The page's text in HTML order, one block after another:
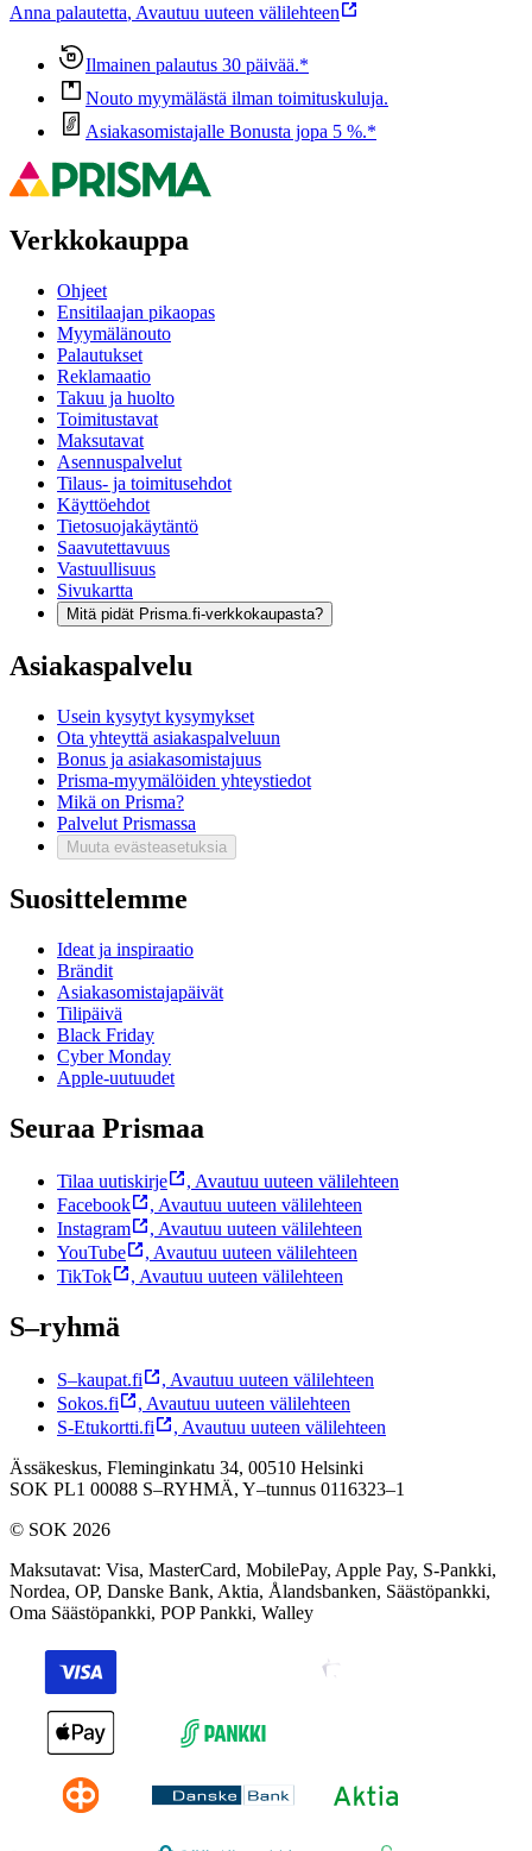
Anna palautetta, Avautuu uuteen välilehteen
Ilmainen palautus 30 päivää.*
Nouto myymälästä ilman toimituskuluja.
Asiakasomistajalle Bonusta jopa 5 %.*
Verkkokauppa
Ohjeet
Ensitilaajan pikaopas
Myymälänouto
Palautukset
Reklamaatio
Takuu ja huolto
Toimitustavat
Maksutavat
Asennuspalvelut
Tilaus- ja toimitusehdot
Käyttöehdot
Tietosuojakäytäntö
Saavutettavuus
Vastuullisuus
Sivukartta
Mitä pidät Prisma.fi-verkkokaupasta?
Asiakaspalvelu
Usein kysytyt kysymykset
Ota yhteyttä asiakaspalveluun
Bonus ja asiakasomistajuus
Prisma-myymälöiden yhteystiedot
Mikä on Prisma?
Palvelut Prismassa
Muuta evästeasetuksia
Suosittelemme
Ideat ja inspiraatio
Brändit
Asiakasomistajapäivät
Tilipäivä
Black Friday
Cyber Monday
Apple-uutuudet
Seuraa Prismaa
Tilaa uutiskirje , Avautuu uuteen välilehteen
Facebook
, Avautuu uuteen välilehteen
Instagram
, Avautuu uuteen välilehteen
YouTube
, Avautuu uuteen välilehteen
TikTok
, Avautuu uuteen välilehteen
S–ryhmä
S–kaupat.fi , Avautuu uuteen välilehteen
Sokos.fi
, Avautuu uuteen välilehteen
S-Etukortti.fi
, Avautuu uuteen välilehteen
Ässäkeskus, Fleminginkatu 34, 00510 Helsinki
SOK PL1 00088 S–RYHMÄ, Y–tunnus 0116323–1
© SOK 2026
Maksutavat: Visa, MasterCard, MobilePay, Apple Pay, S-Pankki,
Nordea, OP, Danske Bank, Aktia, Ålandsbanken, Säästöpankki,
Oma Säästöpankki, POP Pankki, Walley